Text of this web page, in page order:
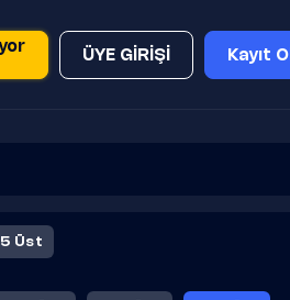
ÜYE GİRİŞİ Kayıt Ol
Üst